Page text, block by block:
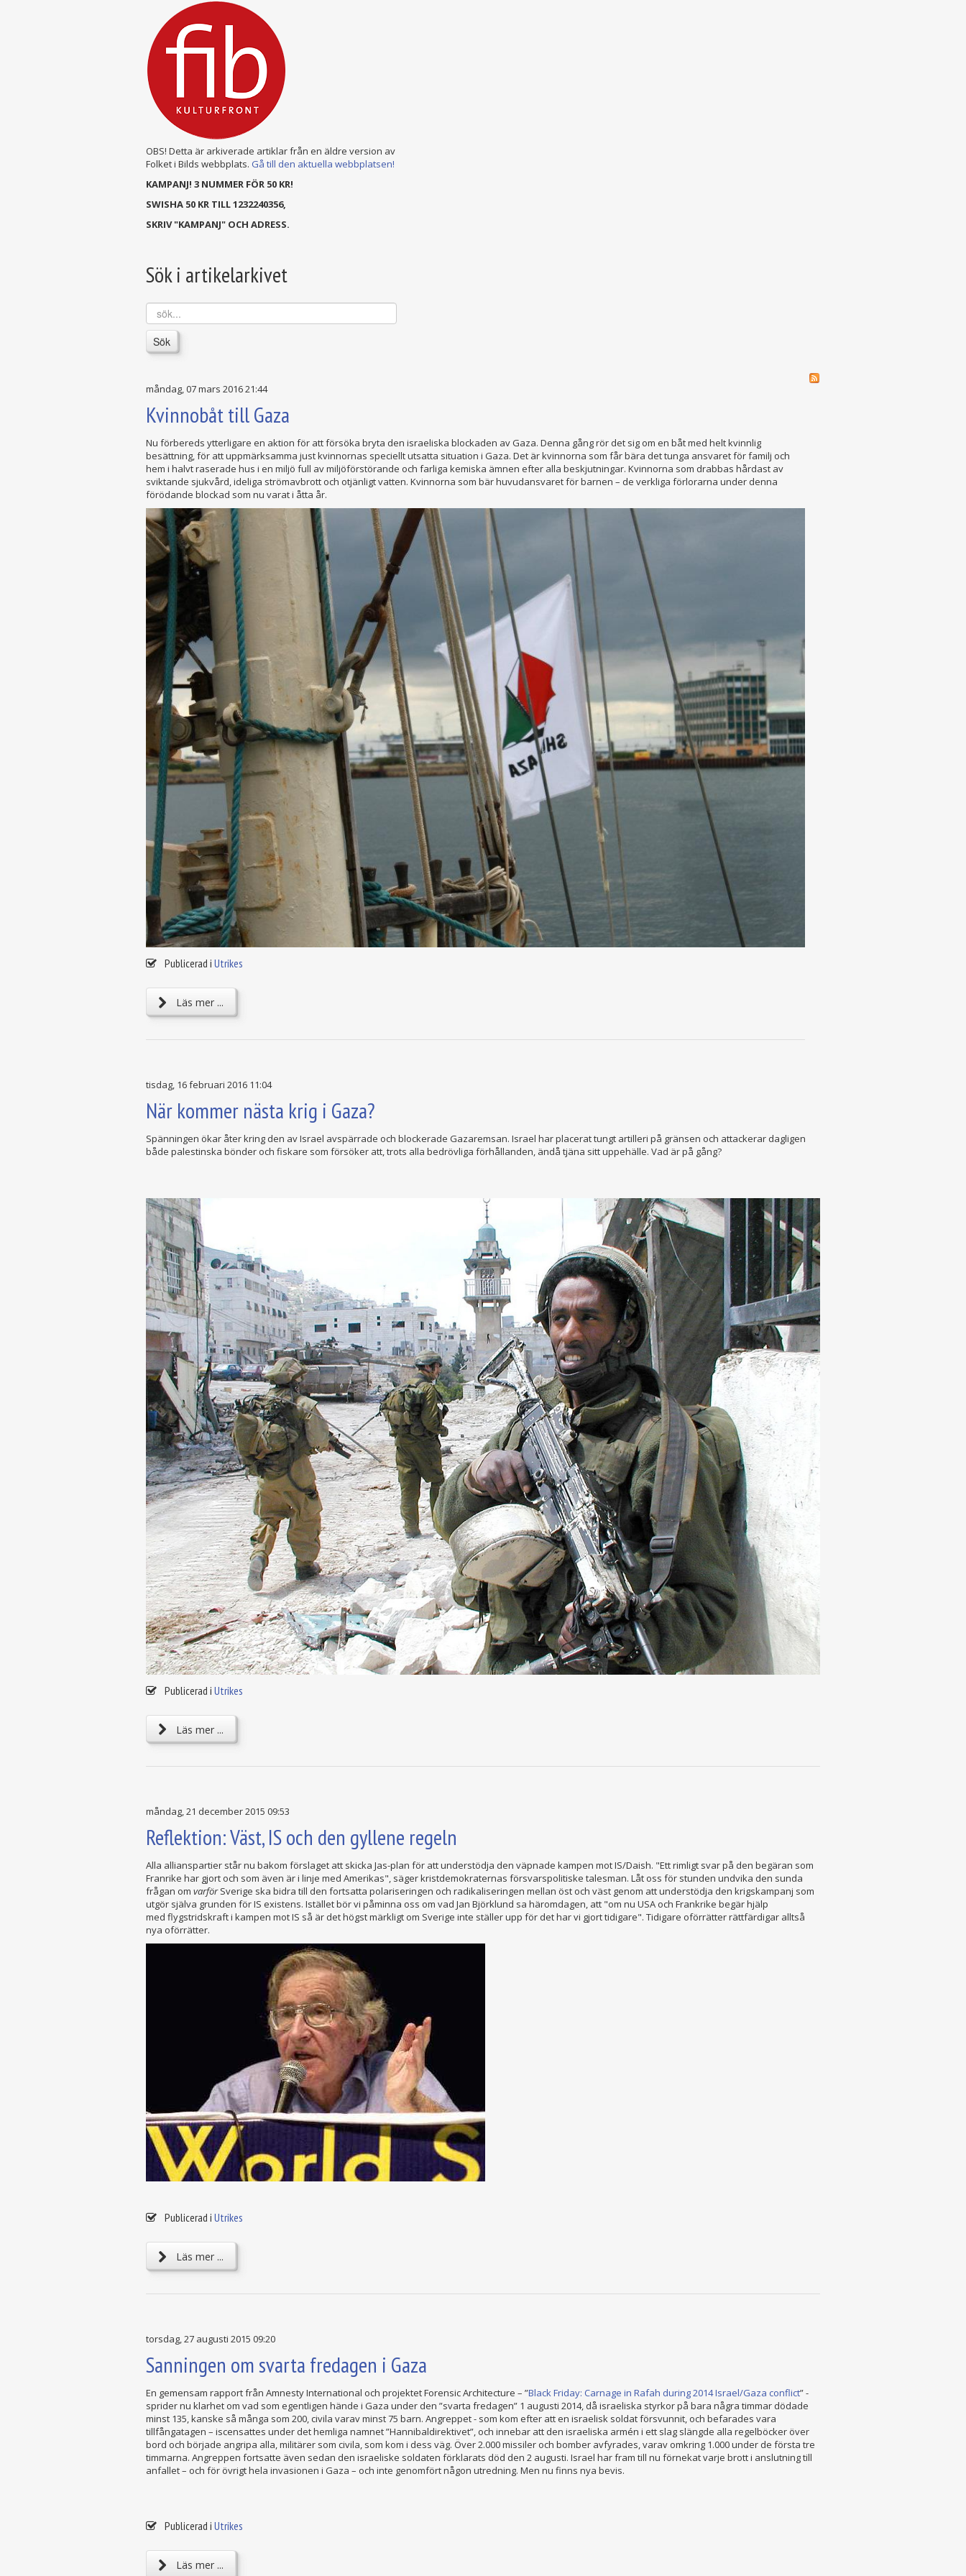
OBS! Detta är arkiverade artiklar från en äldre version av
Folket i Bilds webbplats. Gå till den aktuella webbplatsen!
KAMPANJ! 3 NUMMER FÖR 50 KR!
SWISHA 50 KR TILL 1232240356,
SKRIV "KAMPANJ" OCH ADRESS.
Sök i artikelarkivet
sök...
Sök
måndag, 07 mars 2016 21:44
Kvinnobåt till Gaza
Nu förbereds ytterligare en aktion för att försöka bryta den israeliska blockaden av Gaza. Denna gång rör det sig om en båt med helt kvinnlig
besättning, för att uppmärksamma just kvinnornas speciellt utsatta situation i Gaza. Det är kvinnorna som får bära det tunga ansvaret för familj och
hem i halvt raserade hus i en miljö full av miljöförstörande och farliga kemiska ämnen efter alla beskjutningar. Kvinnorna som drabbas hårdast av
sviktande sjukvård, ideliga strömavbrott och otjänligt vatten. Kvinnorna som bär huvudansvaret för barnen – de verkliga förlorarna under denna
förödande blockad som nu varat i åtta år.
Publicerad i Utrikes
Läs mer ...
tisdag, 16 februari 2016 11:04
När kommer nästa krig i Gaza?
Spänningen ökar åter kring den av Israel avspärrade och blockerade Gazaremsan. Israel har placerat tungt artilleri på gränsen och attackerar dagligen
både palestinska bönder och fiskare som försöker att, trots alla bedrövliga förhållanden, ändå tjäna sitt uppehälle. Vad är på gång?
Publicerad i Utrikes
Läs mer ...
måndag, 21 december 2015 09:53
Reflektion: Väst, IS och den gyllene regeln
Alla allianspartier står nu bakom förslaget att skicka Jas-plan för att understödja den väpnade kampen mot IS/Daish. "Ett rimligt svar på den begäran som
Franrike har gjort och som även är i linje med Amerikas", säger kristdemokraternas försvarspolitiske talesman. Låt oss för stunden undvika den sunda
frågan om varförSverige ska bidra till den fortsatta polariseringen och radikaliseringen mellan öst och väst genom att understödja den krigskampanj som
utgör själva grunden för IS existens. Istället bör vi påminna oss om vad Jan Björklund sa häromdagen, att "om nu USA och Frankrike begär hjälp
med flygstridskraft i kampen mot IS så är det högst märkligt om Sverige inte ställer upp för det har vi gjort tidigare". Tidigare oförrätter rättfärdigar alltså
nya oförrätter.
Publicerad i Utrikes
Läs mer ...
torsdag, 27 augusti 2015 09:20
Sanningen om svarta fredagen i Gaza
En gemensam rapport från Amnesty International och projektet Forensic Architecture – ”Black Friday: Carnage in Rafah during 2014 Israel/Gaza conflict” -
sprider nu klarhet om vad som egentligen hände i Gaza under den ”svarta fredagen” 1 augusti 2014, då israeliska styrkor på bara några timmar dödade
minst 135, kanske så många som 200, civila varav minst 75 barn. Angreppet - som kom efter att en israelisk soldat försvunnit, och befarades vara
tillfångatagen – iscensattes under det hemliga namnet ”Hannibaldirektivet”, och innebar att den israeliska armén i ett slag slängde alla regelböcker över
bord och började angripa alla, militärer som civila, som kom i dess väg. Över 2.000 missiler och bomber avfyrades, varav omkring 1.000 under de första tre
timmarna. Angreppen fortsatte även sedan den israeliske soldaten förklarats död den 2 augusti. Israel har fram till nu förnekat varje brott i anslutning till
anfallet – och för övrigt hela invasionen i Gaza – och inte genomfört någon utredning. Men nu finns nya bevis.
Publicerad i Utrikes
Läs mer ...